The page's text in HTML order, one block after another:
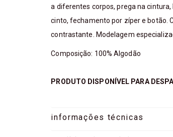
a diferentes corpos, prega na
cinto, fechamento por zíper e botão.
contrastante. Modelagem
Composição: 100% Algodão
PRODUTO DISPONÍVEL PARA
informações técnicas